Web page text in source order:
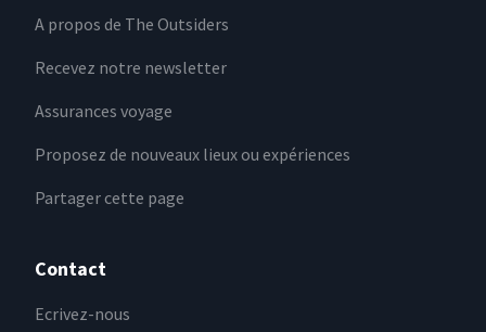
A propos de The Outsiders
Recevez notre newsletter
Assurances voyage
Proposez de nouveaux lieux ou expériences
Partager cette page
Contact
Ecrivez-nous